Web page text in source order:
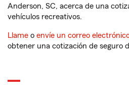
Anderson, SC, acerca de una
vehículos recreativos.
Llame o envíe un correo
obtener una cotización de seguro